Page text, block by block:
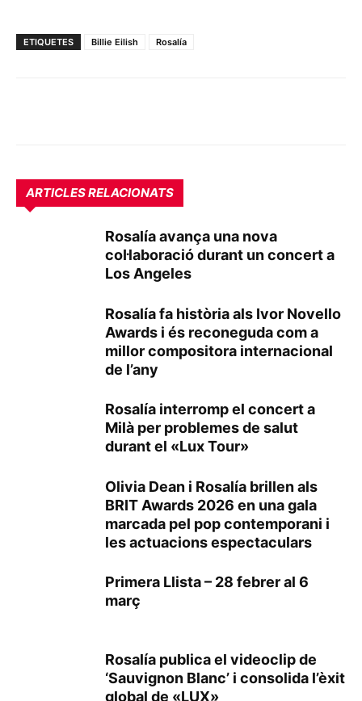
ETIQUETES Billie Eilish Rosalía
ARTICLES RELACIONATS
Rosalía avança una nova
col·laboració durant un concert a
Los Angeles
Rosalía fa història als Ivor Novello
Awards i és reconeguda com a
millor compositora internacional
de l’any
Rosalía interromp el concert a
Milà per problemes de salut
durant el «Lux Tour»
Olivia Dean i Rosalía brillen als
BRIT Awards 2026 en una gala
marcada pel pop contemporani i
les actuacions espectaculars
Primera Llista – 28 febrer al 6
març
Rosalía publica el videoclip de
‘Sauvignon Blanc’ i consolida l’èxit
global de «LUX»